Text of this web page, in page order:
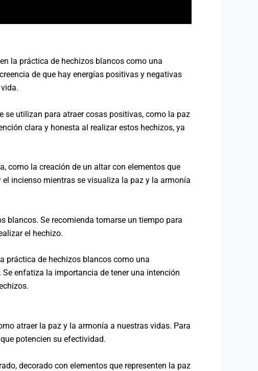
la práctica de hechizos blancos como una
de que hay energías positivas y negativas
se utilizan para atraer cosas positivas, como la paz
clara y honesta al realizar estos hechizos, ya
como la creación de un altar con elementos que
incienso mientras se visualiza la paz y la armonía
blancos. Se recomienda tomarse un tiempo para
el hechizo.
práctica de hechizos blancos como una
enfatiza la importancia de tener una intención
atraer la paz y la armonía a nuestras vidas. Para
potencien su efectividad.
decorado con elementos que representen la paz